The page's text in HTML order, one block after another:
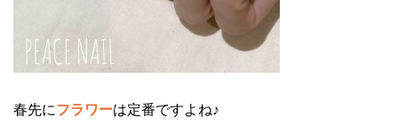
春先にフラワーは定番ですよね♪